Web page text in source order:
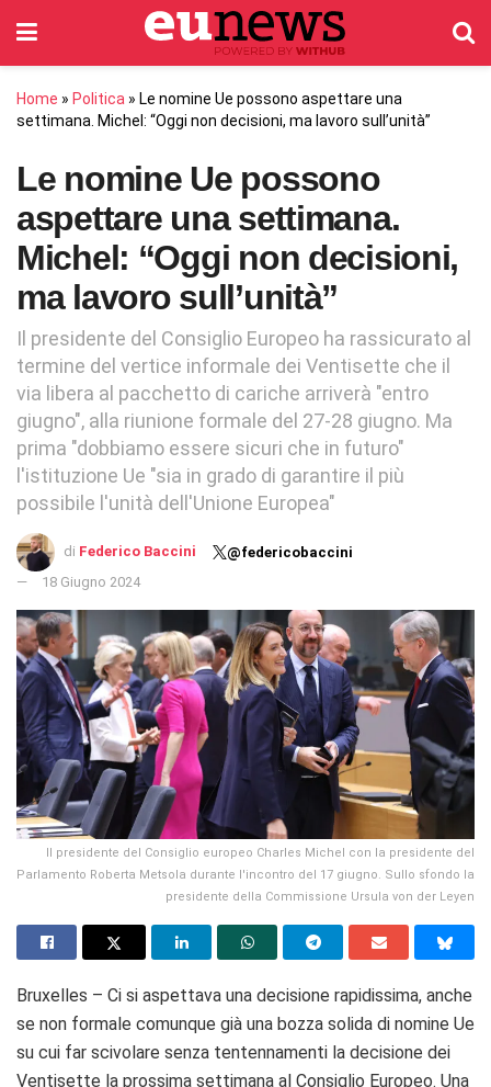
Home » Politica » Le nomine Ue possono aspettare una
settimana. Michel: “Oggi non decisioni, ma lavoro sull’unità”
Le nomine Ue possono
aspettare una settimana.
Michel: “Oggi non decisioni,
ma lavoro sull’unità”
Il presidente del Consiglio Europeo ha rassicurato al
termine del vertice informale dei Ventisette che il
via libera al pacchetto di cariche arriverà "entro
giugno", alla riunione formale del 27-28 giugno. Ma
prima "dobbiamo essere sicuri che in futuro"
l'istituzione Ue "sia in grado di garantire il più
possibile l'unità dell'Unione Europea"
di Federico Baccini
@federicobaccini
18 Giugno 2024
Il presidente del Consiglio europeo Charles Michel con la presidente del
Parlamento Roberta Metsola durante l'incontro del 17 giugno. Sullo sfondo la
presidente della Commissione Ursula von der Leyen
Bruxelles – Ci si aspettava una decisione rapidissima, anche
se non formale comunque già una bozza solida di nomine Ue
su cui far scivolare senza tentennamenti la decisione dei
Ventisette la prossima settimana al Consiglio Europeo. Una